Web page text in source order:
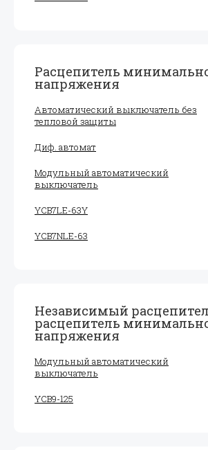
Расцепитель
напряжения
Автоматический выключатель без
тепловой защиты
Диф. автомат
Модульный автоматический
выключатель
YCB7LE-63Y
YCB7NLE-63
Независимый
расцепитель
напряжения
Модульный автоматический
выключатель
YCB9-125